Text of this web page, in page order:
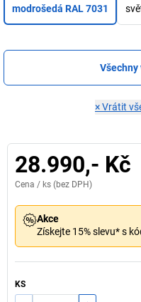
modrošedá RAL 7031
×Vrátit
28.990,- Kč
Cena / ks (bez DPH)
Akce
Získejte 15% slevu* s
KS